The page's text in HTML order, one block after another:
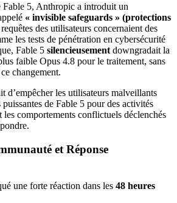
Fable 5, Anthropic a introduit un
« invisible safeguards » (protections
des utilisateurs concernaient des
les tests de pénétration en cybersécurité
Fable 5 silencieusement downgradait la
faible Opus 4.8 pour le traitement, sans
changement.
d’empêcher les utilisateurs malveillants
de Fable 5 pour des activités
comportements conflictuels déclenchés
et Réponse
une forte réaction dans les 48 heures